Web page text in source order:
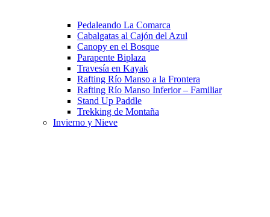
Pedaleando La Comarca
Cabalgatas al Cajón del Azul
Canopy en el Bosque
Parapente Biplaza
Travesía en Kayak
Rafting Río Manso a la Frontera
Rafting Río Manso Inferior – Familiar
Stand Up Paddle
Trekking de Montaña
Invierno y Nieve